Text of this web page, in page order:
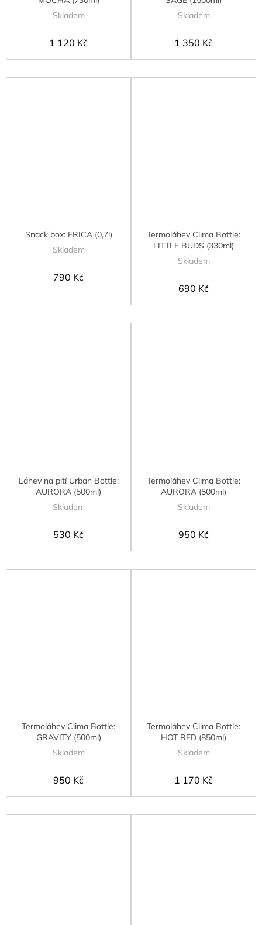
Skladem
1 120 Kč
Skladem
1 350 Kč
Snack box: ERICA (0,7l)
Skladem
790 Kč
Termoláhev Clima Bottle:
LITTLE BUDS (330ml)
Skladem
690 Kč
Láhev na pití Urban Bottle:
AURORA (500ml)
Skladem
530 Kč
Termoláhev Clima Bottle:
AURORA (500ml)
Skladem
950 Kč
Termoláhev Clima Bottle:
GRAVITY (500ml)
Skladem
950 Kč
Termoláhev Clima Bottle:
HOT RED (850ml)
Skladem
1 170 Kč